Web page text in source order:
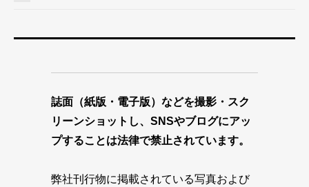
誌面（紙版・電子版）などを撮影・スク
リーンショットし、SNSやブログにアッ
プすることは法律で禁止されています。
弊社刊行物に掲載されている写真および